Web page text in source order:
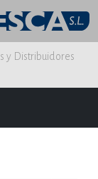
y Distribuidores